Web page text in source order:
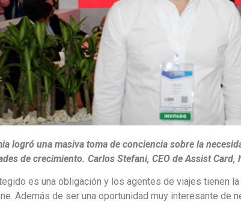
logró una masiva toma de conciencia sobre la
de crecimiento. Carlos Stefani, CEO de Assist Card,
es una obligación y los agentes de viajes tienen
Además de ser una oportunidad muy interesante de